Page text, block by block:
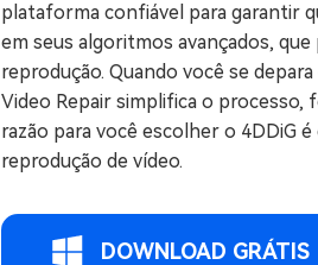
plataforma confiável para garantir
em seus algoritmos avançados,
reprodução. Quando você se
Video Repair simplifica o processo,
razão para você escolher o 4DDiG
reprodução de vídeo.
DOWNLOAD GRÁTIS